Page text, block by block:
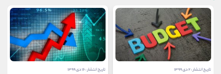
تاریخ انتشار : ۲ دی ۱۳۹۹ تاریخ انتشار : ۱۶ دی ۱۳۹۹